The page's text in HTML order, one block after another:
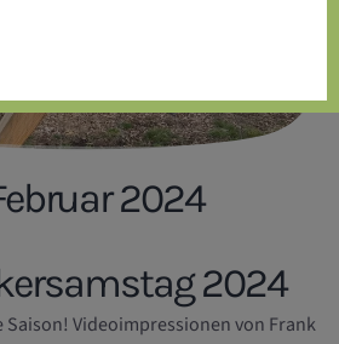
2024
2024
Videoimpressionen von Frank